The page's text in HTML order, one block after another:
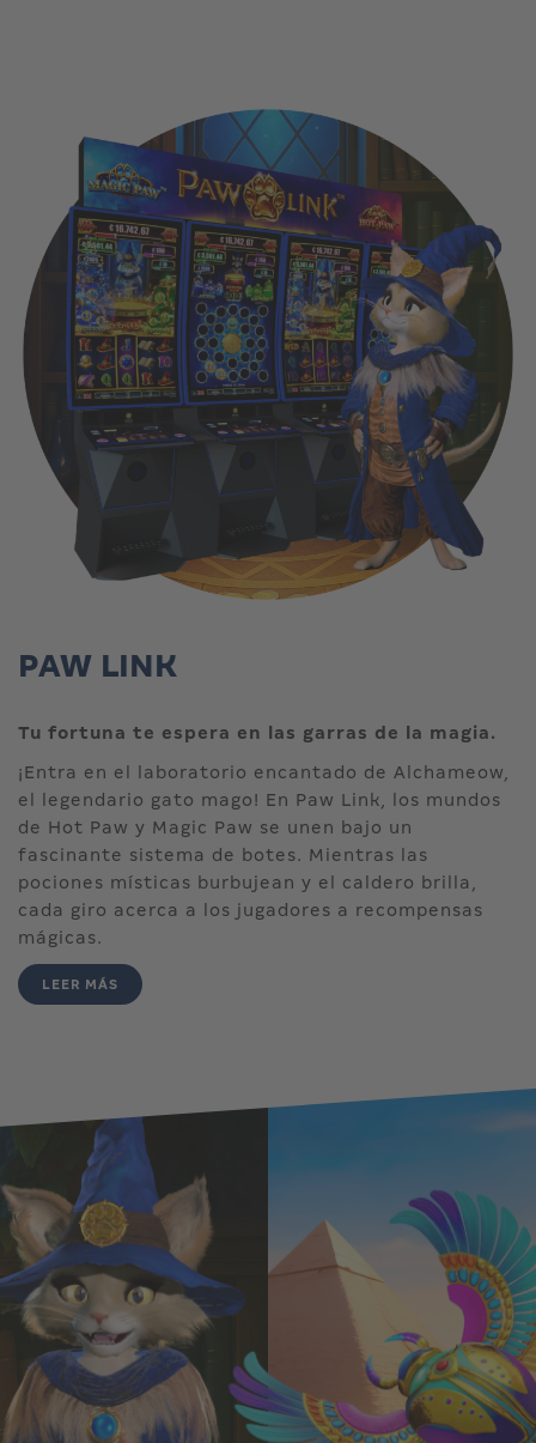
PAW LINK
Tu fortuna te espera en las garras de la magia.
¡Entra en el laboratorio encantado de Alchameow,
el legendario gato mago! En Paw Link, los mundos
de Hot Paw y Magic Paw se unen bajo un
fascinante sistema de botes. Mientras las
pociones místicas burbujean y el caldero brilla,
cada giro acerca a los jugadores a recompensas
mágicas.
LEER MÁS